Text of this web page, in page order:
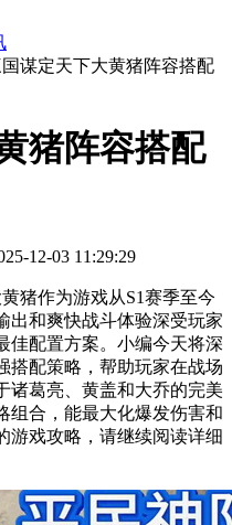
国谋定天下大黄猪阵容搭配
猪阵容搭配
12-03 11:29:29
猪作为游戏从S1赛季至今
出和爽快战斗体验深受玩家
佳配置方案。小编今天将深
搭配策略，帮助玩家在战场
诸葛亮、黄盖和大乔的完美
组合，能最大化爆发伤害和
游戏攻略，请继续阅读详细